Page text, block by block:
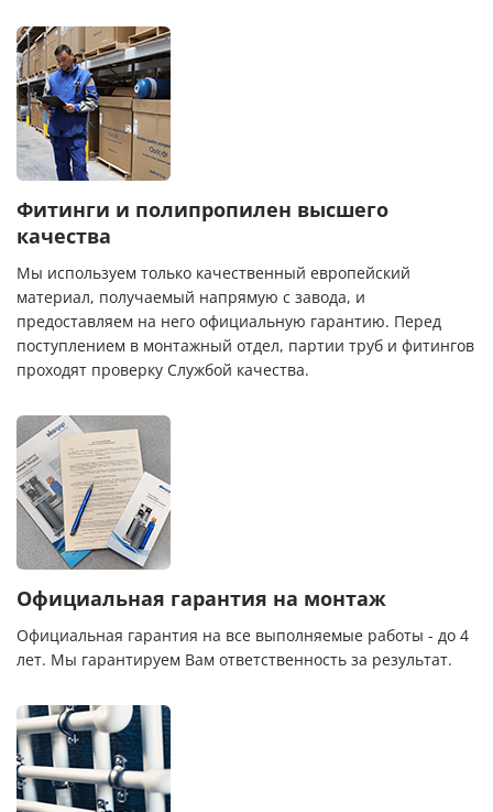
Фитинги и полипропилен высшего
качества
Мы используем только качественный европейский
материал, получаемый напрямую с завода, и
предоставляем на него официальную гарантию. Перед
поступлением в монтажный отдел, партии труб и фитингов
проходят проверку Службой качества.
Официальная гарантия на монтаж
Официальная гарантия на все выполняемые работы - до 4
лет. Мы гарантируем Вам ответственность за результат.